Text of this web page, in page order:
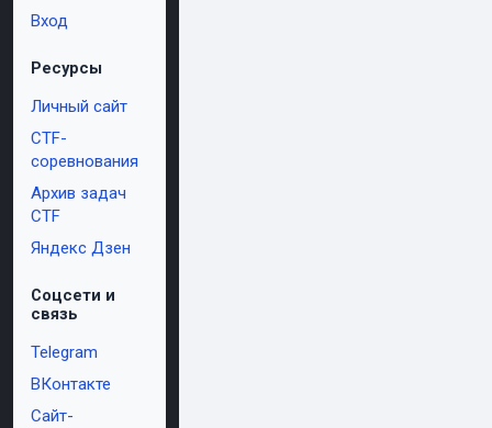
Вход
Ресурсы
Личный сайт
CTF-
соревнования
Архив задач
CTF
Яндекс Дзен
Соцсети и
связь
Telegram
ВКонтакте
Сайт-